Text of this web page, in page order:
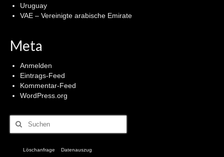
Uruguay
VAE – Vereinigte arabische Emirate
Meta
Anmelden
Eintrags-Feed
Kommentar-Feed
WordPress.org
Suchen
nach:
Löschanfrage Datenauszug